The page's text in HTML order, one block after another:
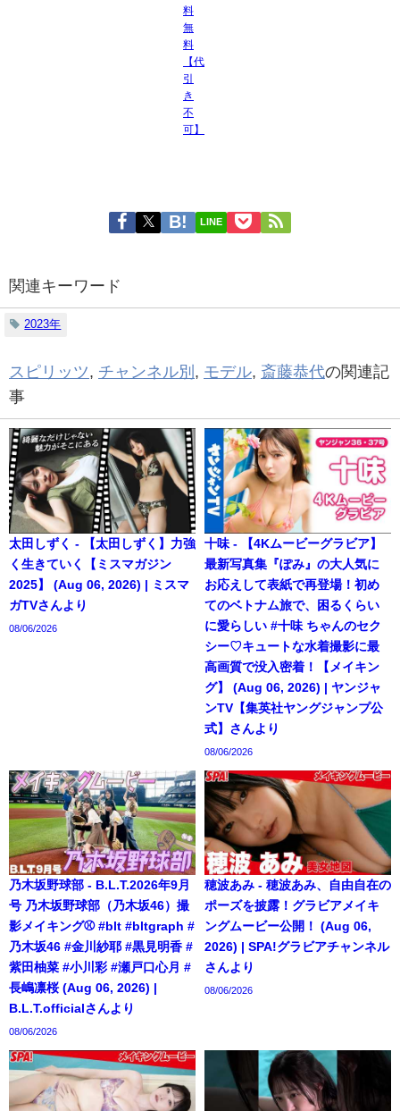
料
無
料
【代
引
き
不
可】
LINE
関連キーワード
2023年
スピリッツ, チャンネル別 , モデル, 斎藤恭代の関連記
事
太田しずく - 【太田しずく】力強
く生きていく【ミスマガジン
2025】 (Aug 06, 2026) | ミスマ
ガTVさんより
08/06/2026
十味 - 【4Kムービーグラビア】
最新写真集『ぽみ』の大人気に
お応えして表紙で再登場！初め
てのベトナム旅で、困るくらい
に愛らしい #十味 ちゃんのセク
シー♡キュートな水着撮影に最
高画質で没入密着！【メイキン
グ】 (Aug 06, 2026) | ヤンジャ
ンTV【集英社ヤングジャンプ公
式】さんより
08/06/2026
乃木坂野球部 - B.L.T.2026年9月
号 乃木坂野球部（乃木坂46）撮
影メイキング⚾️ #blt #bltgraph #
乃木坂46 #金川紗耶 #黒見明香 #
紫田柚菜 #小川彩 #瀬戸口心月 #
長嶋凛桜 (Aug 06, 2026) |
B.L.T.officialさんより
08/06/2026
穂波あみ - 穂波あみ、自由自在の
ポーズを披露！グラビアメイキ
ングムービー公開！ (Aug 06,
2026) | SPA!グラビアチャンネル
さんより
08/06/2026